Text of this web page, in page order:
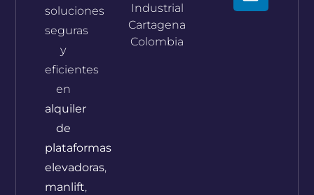
soluciones
seguras
y
eficientes
en
alquiler
de
plataformas
elevadoras,
manlift,
Industrial
Cartagena
Colombia